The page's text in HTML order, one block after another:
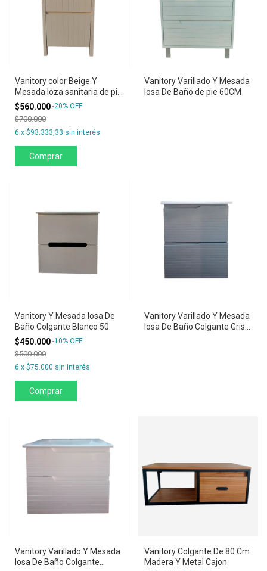
Vanitory color Beige Y
Mesada loza sanitaria de pie
50CM
$560.000 -20% OFF
$700.000
6 x $93.333,33 sin interés
Comprar
Vanitory Varillado Y Mesada
losa De Baño de pie 60CM
Vanitory Y Mesada losa De
Baño Colgante Blanco 50
$450.000 -10% OFF
$500.000
6 x $75.000 sin interés
Comprar
Vanitory Varillado Y Mesada
losa De Baño Colgante Gris
Vanitory Varillado Y Mesada
losa De Baño Colgante
Vanitory Colgante De 80 Cm
Madera Y Metal Cajon